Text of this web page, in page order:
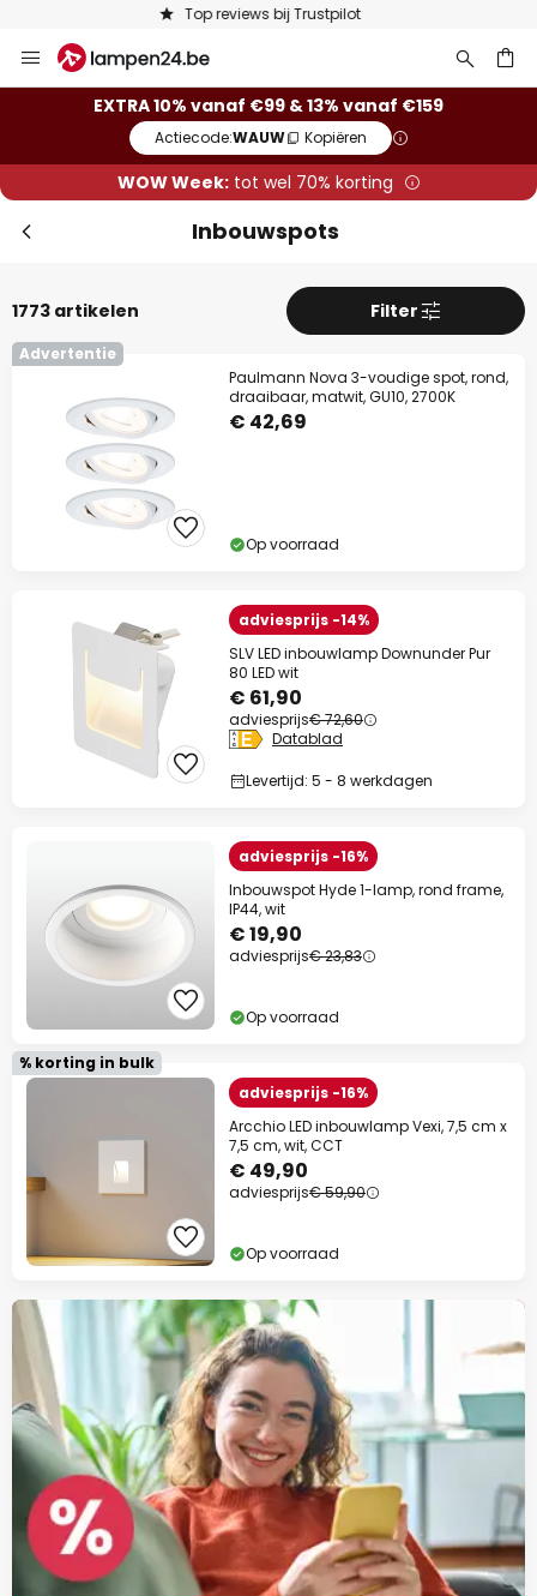
Keuze uit 50.000 lampen
naar
EXTRA 10% vanaf €99 & 13% vanaf €159
Actiecode:WAUW Kopiëren
WOW Week:tot wel 70% korting
Inbouwspots
1773 artikelen Filter
Advertentie
Paulmann Nova 3-voudige spot, rond,
draaibaar, matwit, GU10, 2700K
€ 42,69
Op voorraad
adviesprijs -14%
SLV LED inbouwlamp Downunder Pur
80 LED wit
€ 61,90
adviesprijs€ 72,60
Datablad
Levertijd: 5 - 8 werkdagen
adviesprijs -16%
Inbouwspot Hyde 1-lamp, rond frame,
IP44, wit
€ 19,90
adviesprijs€ 23,83
Op voorraad
% korting in bulk
adviesprijs -16%
Arcchio LED inbouwlamp Vexi, 7,5 cm x
7,5 cm, wit, CCT
€ 49,90
adviesprijs€ 59,90
Op voorraad
Extra korting
10% kortingvanaf €99
13% korting
op bijna alles*
Nu besparen
*Uitgesloten merken